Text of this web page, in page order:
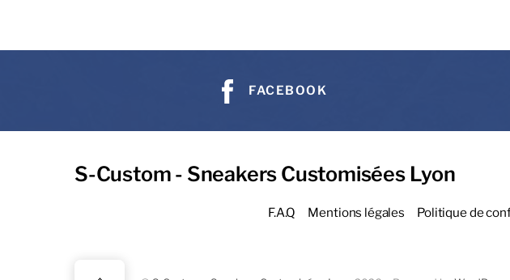
FACEBOOK
S-Custom - Sneakers Customisées Lyon
F.A.Q Mentions légales Politique de